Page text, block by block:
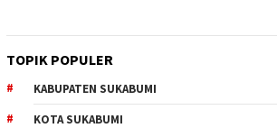
TOPIK POPULER
KABUPATEN SUKABUMI
KOTA SUKABUMI